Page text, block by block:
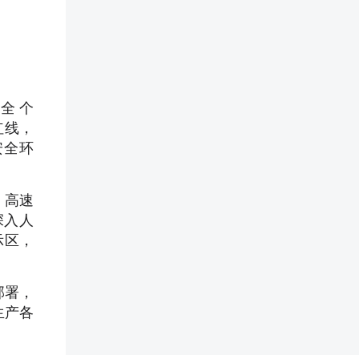
个
，
全环
速
入人
，
，
产各